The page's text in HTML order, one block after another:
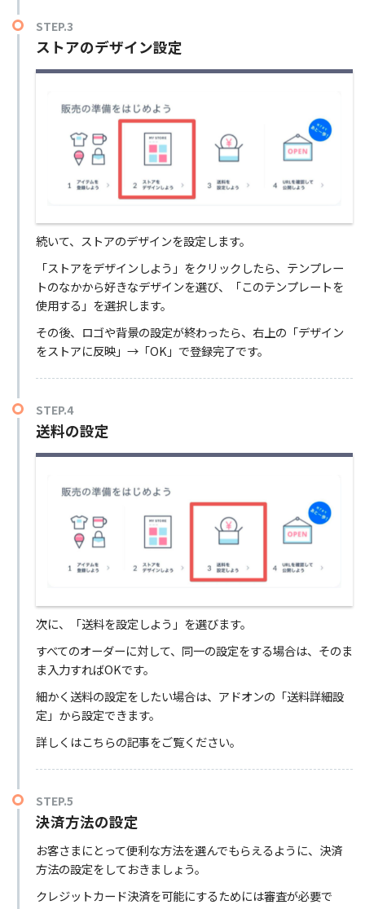
STEP.3
ストアのデザイン設定
続いて、ストアのデザインを設定します。
「ストアをデザインしよう」をクリックしたら、テンプレー
トのなかから好きなデザインを選び、「このテンプレートを
使用する」を選択します。
その後、ロゴや背景の設定が終わったら、右上の「デザイン
をストアに反映」→「OK」で登録完了です。
STEP.4
送料の設定
次に、「送料を設定しよう」を選びます。
すべてのオーダーに対して、同一の設定をする場合は、そのま
ま入力すればOKです。
細かく送料の設定をしたい場合は、アドオンの「送料詳細設
定」から設定できます。
詳しくはこちらの記事をご覧ください。
STEP.5
決済方法の設定
お客さまにとって便利な方法を選んでもらえるように、決済
方法の設定をしておきましょう。
クレジットカード決済を可能にするためには審査が必要で